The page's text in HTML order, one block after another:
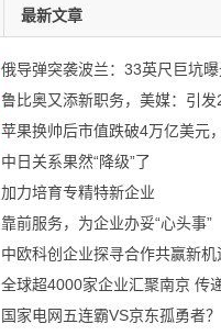
最新文章
俄导弹突袭波兰：33英尺巨坑曝光，北约
鲁比奥又添新职务，美媒：引发
苹果换帅后市值跌破4万亿美元，库克内部讲
中日关系果然“降级”了
加力培育专精特新企业
靠前服务，为企业办妥“心头事”
中欧科创企业探寻合作共赢新机
全球超4000家企业汇聚南京 传递食品产
国家电网五连霸VS京东孤勇者？